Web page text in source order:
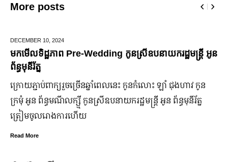
More posts
10,2024
ើលទិដ្ឋភាព Pre-Wedding កូនស្រីឧបនាយករដ្ឋមន្រ្តី អូន
នីរ័ត្ន
ភ្ជាប់​ពាក្យ​រួច​ច្រើន​ឆ្នាំ​ពេលនេះ កូនកំលោះ ឡាំ ជុងហាវ កូន
អូន ព័ន្ធមណីលក្ស្មី កូនស្រី​ឧបនាយករដ្ឋមន្ត្រី អូន ព័ន្ធមុនីរ័ត្ន
ម​ចូល​រោងការ​ហើយ
More
មក